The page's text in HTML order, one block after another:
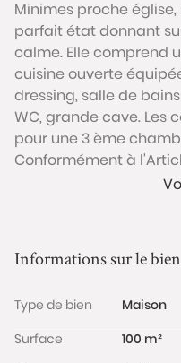
Minimes proche
parfait état donnant
calme. Elle comprend
cuisine ouverte
dressing, salle de
WC, grande cave. Les
pour une 3 ème
Conformément à
et financier, veuillez
Les informations sur
www.georisques.gouv.fr
Informations sur le bien
Type de bien
Maison
Surface
100 m²